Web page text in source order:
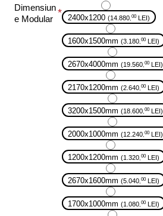
Dimensiun
e Modular
2400x1200 (14.880 00LEI)
1600x1500mm (3.180 00LEI)
2670x4000mm (19.560 00LEI)
2170x1200mm (2.640 00LEI)
3200x1500mm (18.600 00LEI)
2000x1000mm (12.240 00LEI)
1200x1200mm (1.320 00LEI)
2670x1600mm (5.040 00LEI)
1700x1000mm (1.080 00LEI)